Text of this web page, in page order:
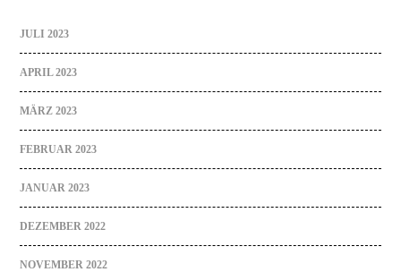
JULI 2023
APRIL 2023
MÄRZ 2023
FEBRUAR 2023
JANUAR 2023
DEZEMBER 2022
NOVEMBER 2022